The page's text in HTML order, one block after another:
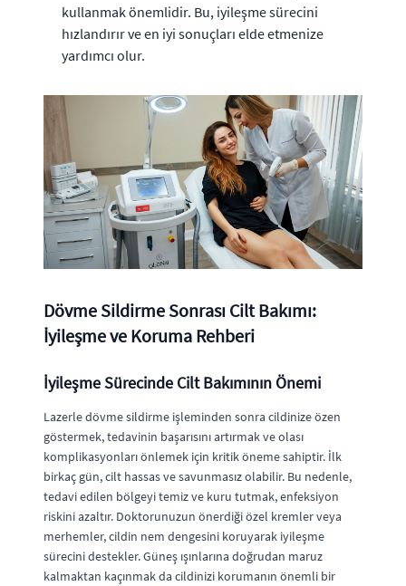
kullanmak önemlidir. Bu, iyileşme sürecini
hızlandırır ve en iyi sonuçları elde etmenize
yardımcı olur.
Dövme Sildirme Sonrası Cilt Bakımı:
İyileşme ve Koruma Rehberi
İyileşme Sürecinde Cilt Bakımının Önemi
Lazerle dövme sildirme işleminden sonra cildinize özen
göstermek, tedavinin başarısını artırmak ve olası
komplikasyonları önlemek için kritik öneme sahiptir. İlk
birkaç gün, cilt hassas ve savunmasız olabilir. Bu nedenle,
tedavi edilen bölgeyi temiz ve kuru tutmak, enfeksiyon
riskini azaltır. Doktorunuzun önerdiği özel kremler veya
merhemler, cildin nem dengesini koruyarak iyileşme
sürecini destekler. Güneş ışınlarına doğrudan maruz
kalmaktan kaçınmak da cildinizi korumanın önemli bir